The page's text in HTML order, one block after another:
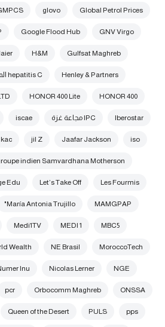
Global Petrol Prices
glovo
GNV Virgo
Google Flood Hub
Gulfsat Maghreb
H&M
Henley & Partners hepatitis C المغرب
HONOR 400
HONOR 400 Lite
Iberostar IPC مجاعة غزة iscae
iso
Jaafar Jackson
jil Z
kac
indien Samvardhana Motherson
Les Fourmis
Let’s Take Off
Edu
MAMGPAP
María Antonia Trujillo"
MBC5
MEDI 1
Medi1TV
MoroccoTech
NE Brasil
Wealth
NGE
Nicolas Lerner
Inu
ONSSA
Orbocomm Maghreb
pcr
pps
PULS
Queen of the Desert